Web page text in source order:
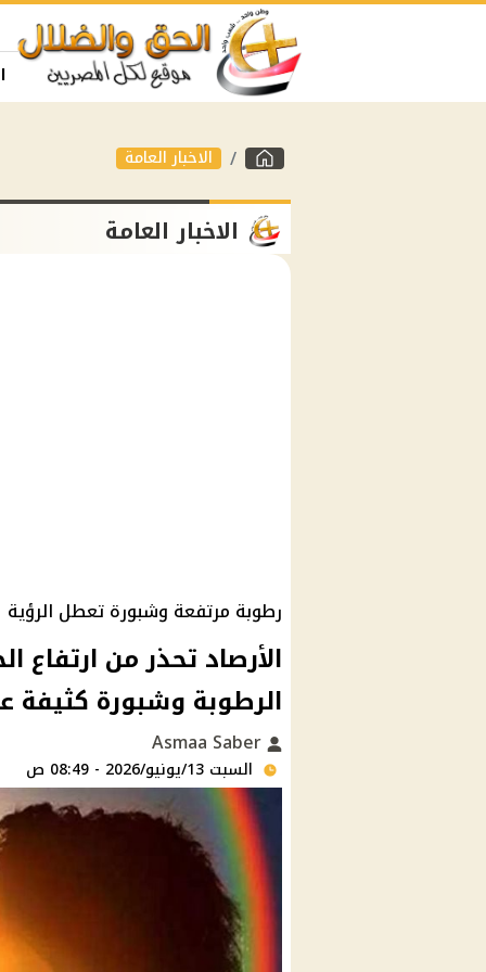
الاخبار العامة
الاخبار العامة
رطوبة مرتفعة وشبورة تعطل الرؤية
الأرصاد تحذر من
الرطوبة وشبورة
السبت 13/يونيو/2026 - 08:49 ص